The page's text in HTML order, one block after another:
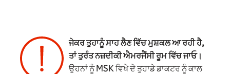
ਜੇਕਰ ਤੁਹਾਨੂੰ ਸਾਹ ਲੈਣ ਵਿੱਚ ਮੁਸ਼ਕਲ ਆ ਰਹੀ ਹੈ,
ਤਾਂ ਤੁਰੰਤ ਨਜ਼ਦੀਕੀ ਐਮਰਜੈਂਸੀ ਰੂਮ ਵਿੱਚ ਜਾਓ।
ਉਹਨਾਂ ਨੂੰ MSK ਵਿਖੇ ਦੇ ਤੁਹਾਡੇ ਡਾਕਟਰ ਨੂੰ ਕਾਲ